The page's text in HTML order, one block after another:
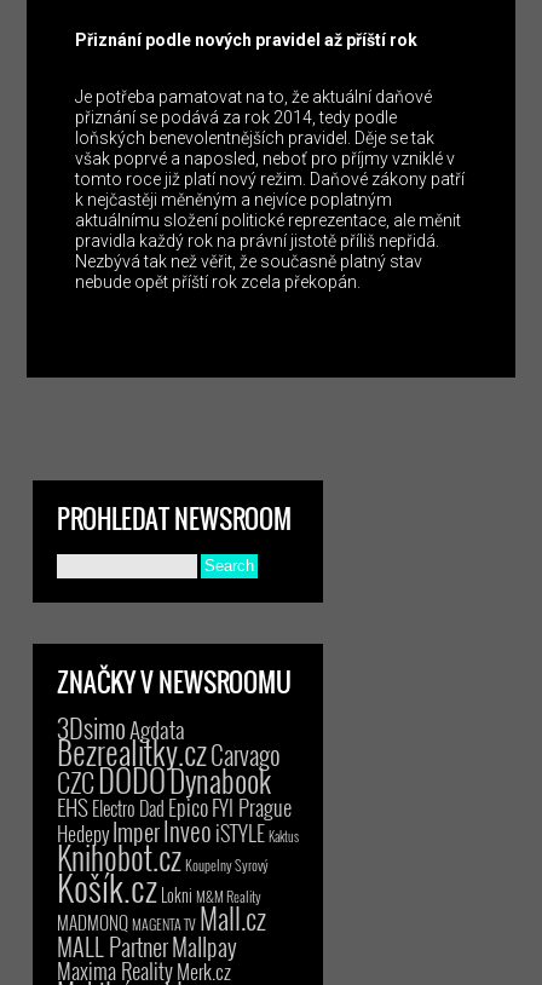
Přiznání podle nových pravidel až příští rok
Je potřeba pamatovat na to, že aktuální daňové
přiznání se podává za rok 2014, tedy podle
loňských benevolentnějších pravidel. Děje se tak
však poprvé a naposled, neboť pro příjmy vzniklé v
tomto roce již platí nový režim. Daňové zákony patří
k nejčastěji měněným a nejvíce poplatným
aktuálnímu složení politické reprezentace, ale měnit
pravidla každý rok na právní jistotě příliš nepřidá.
Nezbývá tak než věřit, že současně platný stav
nebude opět příští rok zcela překopán.
PROHLEDAT NEWSROOM
ZNAČKY V NEWSROOMU
3DsimoAgdata
Bezrealitky.czCarvago
CZCDODODynabook
EHSElectro Dad EpicoFYI Prague
HedepyImperInveoiSTYLE Kaktus
Knihobot.czKoupelny Syrový
Košík.czLokni M&M Reality
MADMONQMAGENTA TV Mall.cz
MALL PartnerMallpay
Maxima RealityMerk.cz